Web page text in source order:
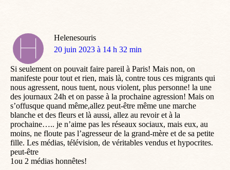
Helenesouris
dit
20 juin 2023 à 14 h 32 min
Si seulement on pouvait faire pareil à Paris! Mais non, on
manifeste pour tout et rien, mais là, contre tous ces migrants qui
nous agressent, nous tuent, nous violent, plus personne! la une
des journaux 24h et on passe à la prochaine agression! Mais on
s’offusque quand même,allez peut-être même une marche
blanche et des fleurs et là aussi, allez au revoir et à la
prochaine….. je n’aime pas les réseaux sociaux, mais eux, au
moins, ne floute pas l’agresseur de la grand-mère et de sa petite
fille. Les médias, télévision, de véritables vendus et hypocrites.
peut-être
1ou 2 médias honnêtes!